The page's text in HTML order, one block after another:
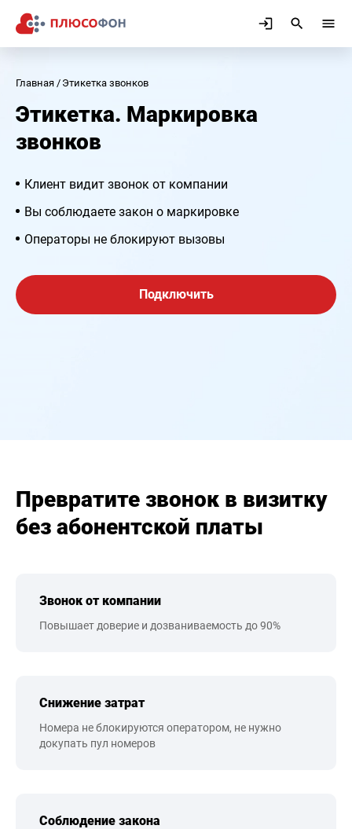
Главная Этикетка звонков
Этикетка. Маркировка
звонков
Клиент видит звонок от компании
Вы соблюдаете закон о маркировке
Операторы не блокируют вызовы
Подключить
Превратите звонок в визитку
без абонентской платы
Звонок от компании
Повышает доверие и дозваниваемость до 90%
Снижение затрат
Номера не блокируются оператором, не нужно
докупать пул номеров
Соблюдение закона